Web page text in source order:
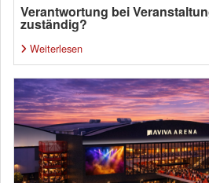
Verantwortung bei
zuständig?
Weiterlesen